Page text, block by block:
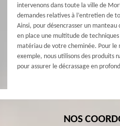
intervenons dans toute la ville de
demandes relatives à l’entretien de
Ainsi, pour désencrasser un
en place une multitude de
matériau de votre cheminée. Pour
exemple, nous utilisons des produits
pour assurer le décrassage en
NOS